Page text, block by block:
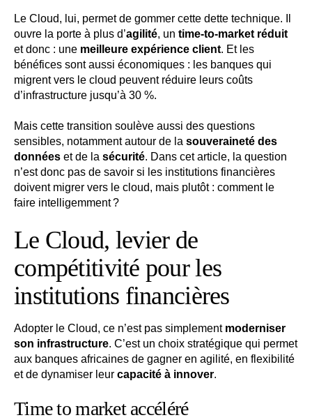
Le Cloud, lui, permet de gommer cette dette technique. Il
ouvre la porte à plus d’agilité, un time-to-market réduit
et donc : une meilleure expérience client. Et les
bénéfices sont aussi économiques : les banques qui
migrent vers le cloud peuvent réduire leurs coûts
d’infrastructure jusqu’à 30 %.
Mais cette transition soulève aussi des questions
sensibles, notamment autour de la souveraineté des
données et de la sécurité. Dans cet article, la question
n’est donc pas de savoir si les institutions financières
doivent migrer vers le cloud, mais plutôt : comment le
faire intelligemment ?
Le Cloud, levier de
compétitivité pour les
institutions financières
Adopter le Cloud, ce n’est pas simplement moderniser
son infrastructure. C’est un choix stratégique qui permet
aux banques africaines de gagner en agilité, en flexibilité
et de dynamiser leur capacité à innover.
Time to market accéléré